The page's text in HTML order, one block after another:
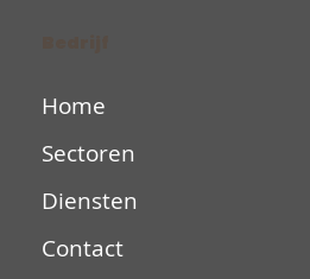
Home
Sectoren
Diensten
Contact